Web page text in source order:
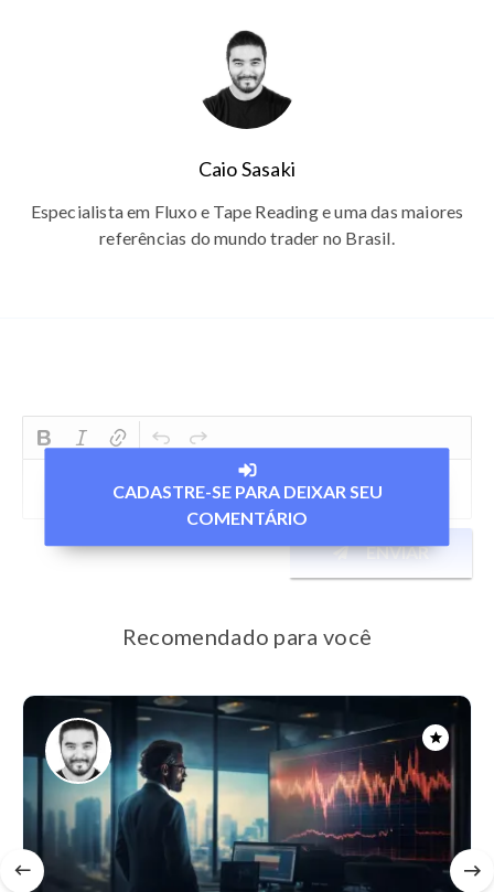
Caio Sasaki
Especialista em Fluxo e Tape Reading e uma das maiores
referências do mundo trader no Brasil.
ENVIAR
CADASTRE-SE PARA DEIXAR SEU
COMENTÁRIO
Recomendado para você